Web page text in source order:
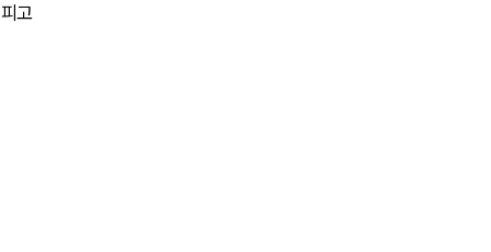
고